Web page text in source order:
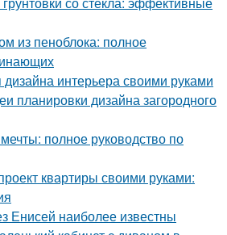
из пеноблока: полное
интерьера своими руками
планировки дизайна загородного
полное руководство по
квартиры своими руками:
Енисей наиболее известны